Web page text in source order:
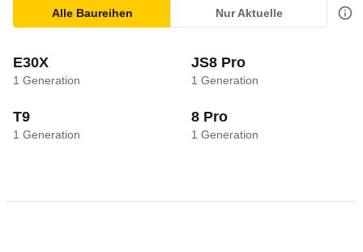
Alle Baureihen Nur Aktuelle
E30X
1 Generation
JS8 Pro
1 Generation
T9
1 Generation
8 Pro
1 Generation